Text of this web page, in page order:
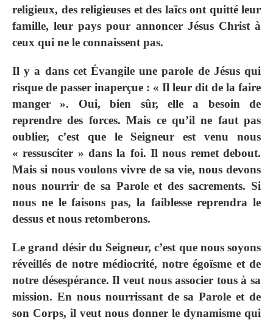
religieux, des religieuses et des laïcs ont quitté leur
famille, leur pays pour annoncer Jésus Christ à
ceux qui ne le connaissent pas.
Il y a dans cet Évangile une parole de Jésus qui
risque de passer inaperçue : « Il leur dit de la faire
manger ». Oui, bien sûr, elle a besoin de
reprendre des forces. Mais ce qu’il ne faut pas
oublier, c’est que le Seigneur est venu nous
« ressusciter » dans la foi. Il nous remet debout.
Mais si nous voulons vivre de sa vie, nous devons
nous nourrir de sa Parole et des sacrements. Si
nous ne le faisons pas, la faiblesse reprendra le
dessus et nous retomberons.
Le grand désir du Seigneur, c’est que nous soyons
réveillés de notre médiocrité, notre égoïsme et de
notre désespérance. Il veut nous associer tous à sa
mission. En nous nourrissant de sa Parole et de
son Corps, il veut nous donner le dynamisme qui